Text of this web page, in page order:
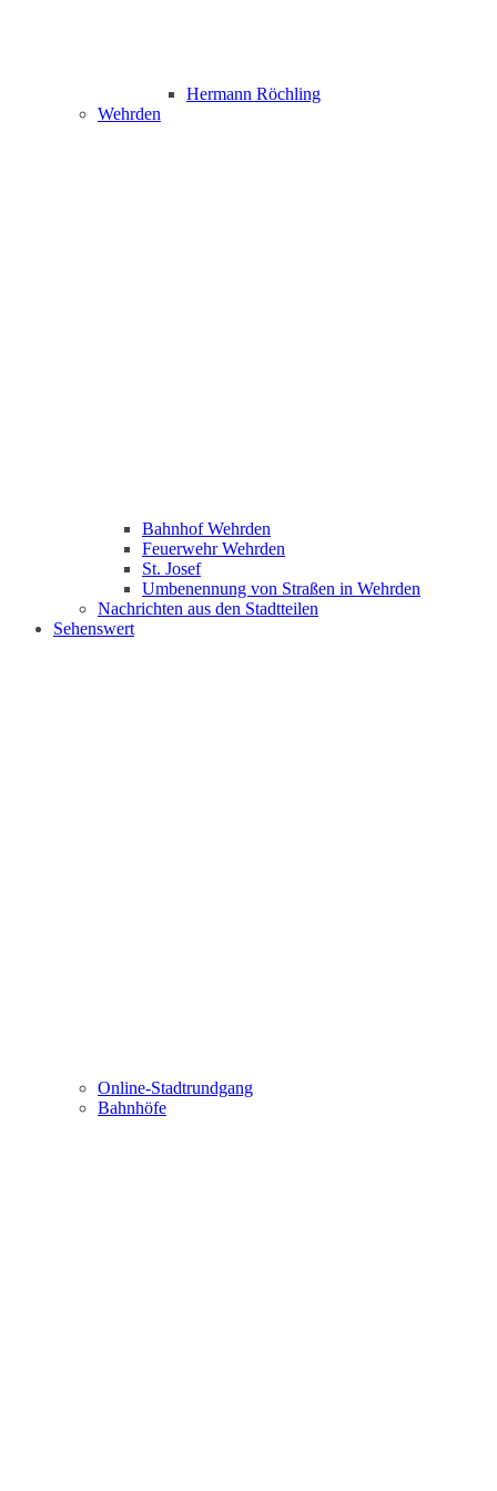
Hermann Röchling
Wehrden
Bahnhof Wehrden
Feuerwehr Wehrden
St. Josef
Umbenennung von Straßen in Wehrden
Nachrichten aus den Stadtteilen
Sehenswert
Online-Stadtrundgang
Bahnhöfe